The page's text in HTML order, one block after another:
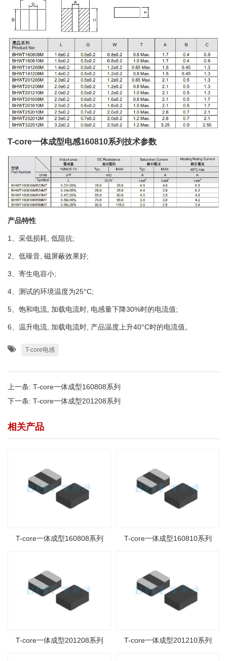
T-core一体成型电感160810系列技术参数
产品特性
1、采低损耗, 低阻抗;
2、低噪音, 磁屏蔽效果好;
3、寄生电容小;
4、测试的环境温度为25°C;
5、饱和电流, 加载电流时, 电感量下降30%时的电流值;
6、温升电流, 加载电流时, 产品温度上升40°C时的电流值。
T-core电感
上一条: T-core一体成型160808系列
下一条: T-core一体成型201208系列
相关产品
T-core一体成型160808系列 T-core一体成型160810系列
T-core一体成型201208系列 T-core一体成型201210系列